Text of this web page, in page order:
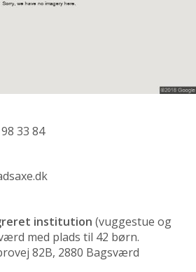
33 84
institution (vuggestue og
med plads til 42 børn.
82B, 2880 Bagsværd